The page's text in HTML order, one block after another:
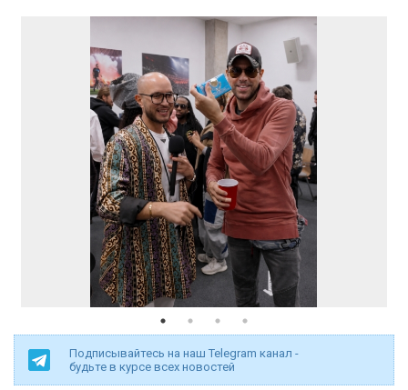
Подписывайтесь на наш Telegram канал -
будьте в курсе всех новостей